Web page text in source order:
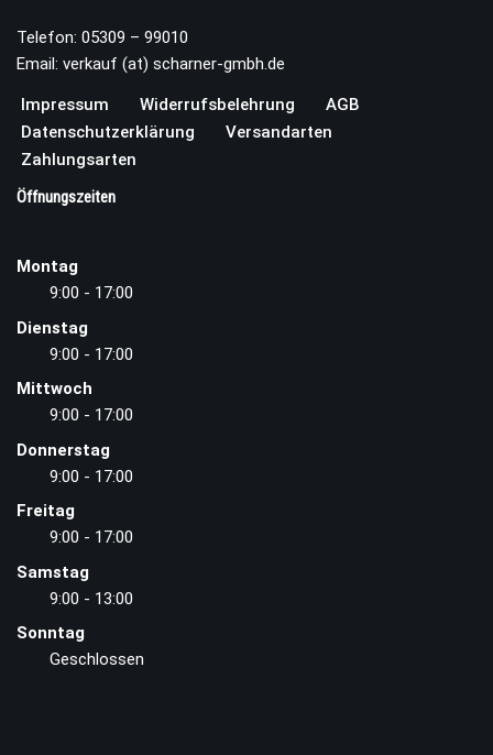
Telefon: 05309 – 99010
Email: verkauf (at) scharner-gmbh.de
Impressum Widerrufsbelehrung
AGB
Datenschutzerklärung
Versandarten
Zahlungsarten
Öffnungszeiten
Montag
9:00 - 17:00
Dienstag
9:00 - 17:00
Mittwoch
9:00 - 17:00
Donnerstag
9:00 - 17:00
Freitag
9:00 - 17:00
Samstag
9:00 - 13:00
Sonntag
Geschlossen